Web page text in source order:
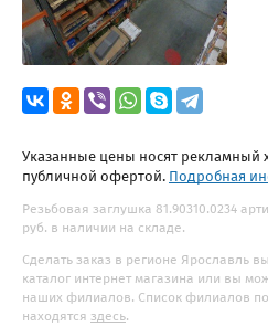
Указанные цены носят рекламный
публичной офертой. Подробная
Резьбовая заглушка 81.90310.0234
руб. в наличии на складе.
Сделать заказ в регионе Ярославль
каталог интернет магазина или вы
наших филиалов. Список филиалов
находятся здесь.